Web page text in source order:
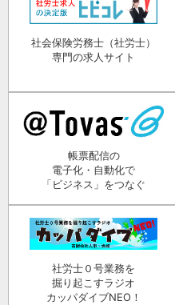
社会保険労務士（社労士）
専門の求人サイト
帳票配信の
電子化・自動化で
「ビジネス」をつなぐ
社労士０号業務を
掘り起こすラジオ
カッパダイブNEO！